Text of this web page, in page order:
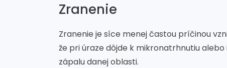
Zranenie
Zranenie je síce menej častou príčinou
že pri úraze dôjde k mikronatrhnutiu
zápalu danej oblasti.